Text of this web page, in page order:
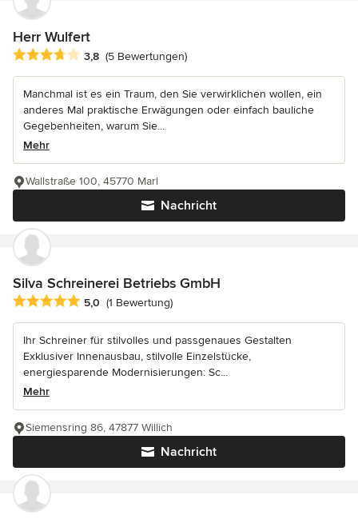
Herr Wulfert
Durchschnittliche Bewertung: 3.8 von 5 Sternen
3,8 (5 Bewertungen)
Manchmal ist es ein Traum, den Sie verwirklichen wollen, ein
anderes Mal praktische Erwägungen oder einfach bauliche
Gegebenheiten, warum Sie...
Mehr
Nachricht
Wallstraße 100, 45770 Marl
Silva Schreinerei Betriebs GmbH
Durchschnittliche Bewertung: 5 von 5 Sternen
5,0 (1 Bewertung)
Ihr Schreiner für stilvolles und passgenaues Gestalten
Exklusiver Innenausbau, stilvolle Einzelstücke,
energiesparende Modernisierungen: Sc...
Mehr
Nachricht
Siemensring 86, 47877 Willich